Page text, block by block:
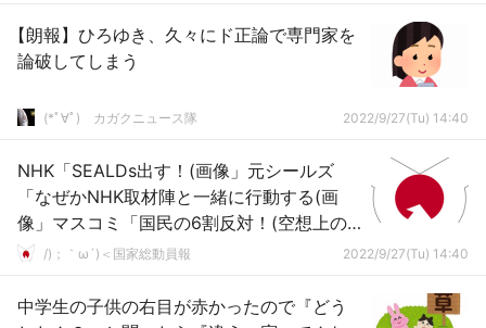
【朗報】ひろゆき、久々にド正論で専門家を
論破してしまう
(*ﾟ∀ﾟ)ゞカガクニュース隊 2022/9/27(Tu) 14:40
NHK「SEALDs出す！(画像」元シールズ
「なぜかNHK取材陣と一緒に行動する(画
像」マスコミ「国民の6割反対！(空想上の
産物」警察発表「500人！」日本「反対の9
/)；｀ω´)＜国家総動員報 2022/9/27(Tu) 14:40
中学生の子供の右目が赤かったので『どう